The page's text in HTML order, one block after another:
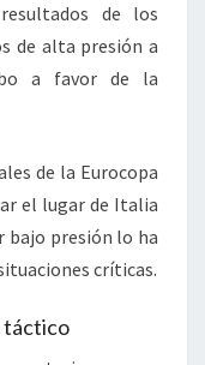
de los
de alta presión a
a favor de la
de la Eurocopa
el lugar de Italia
bajo presión lo ha
críticas.
táctico